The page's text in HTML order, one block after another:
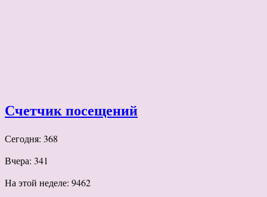
Счетчик посещений
Сегодня: 368
Вчера: 341
На этой неделе: 9462